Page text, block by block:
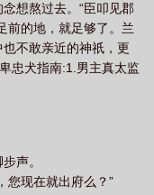
岁千千岁晋江 千岁千岁千千
岁千岁千千岁晋江文学
百度 熊猫千岁千岁千千
岁千千岁 江枫愁眠 千岁千
想熬过去。“臣叩见郡
前的地，就足够了。兰
不敢亲近的神祇，更
忠犬指南:1.男主真太监
杂烩，相互独立的江
这个角儿，没人能比
对什么都兴致缺缺，
、沉默寡言，从来不
声。
您现在就出府么？”